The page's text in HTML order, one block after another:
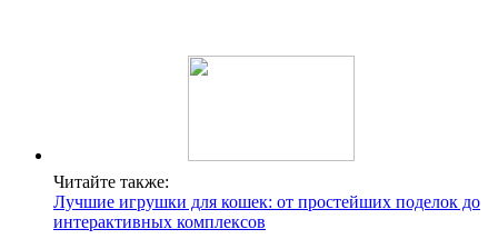
Читайте также:
Лучшие игрушки для кошек: от простейших поделок до
интерактивных комплексов